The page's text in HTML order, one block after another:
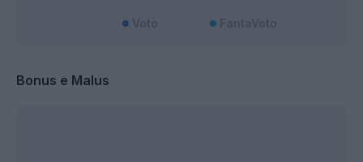
Bonus e Malus